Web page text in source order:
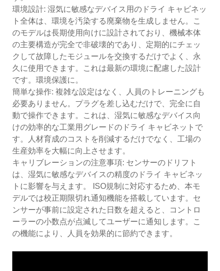
環境設計: 湿気に敏感なデバイス用のドライ キャビネッ
ト全体は、環境を汚染する廃棄物を生成しません。こ
のモデルは長期使用向けに設計されており、機械本体
の主要構造が完全で非破壊的であり、定期的にチェッ
クして故障したモジュールを交換するだけでよく、永
久に使用できます。これは最新の環境に配慮した設計
です。環境保護に。
簡単な操作: 複雑な設定はなく、人員のトレーニングも
必要ありません。プラグを差し込むだけで、完全に自
動で操作できます。これは、湿気に敏感なデバイス向
けの効率的な工業用グレードのドライ キャビネットで
す。人材育成のコストを削減するだけでなく、工場の
生産効率を大幅に向上させます。
キャリブレーションの注意事項: センサーのドリフト
は、湿気に敏感なデバイスの精度のドライ キャビネッ
トに影響を与えます。 ISO規制に対応するため、本モ
デルでは校正期限切れ通知機能を搭載しています。セ
ンサーが事前に設定された日数を超えると、コントロ
ーラーの小数点が点滅してユーザーに通知します。こ
の機能により、人員を効果的に節約できます。